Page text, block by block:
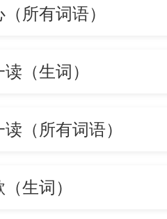
所有词语）
（生词）
（所有词语）
生词）